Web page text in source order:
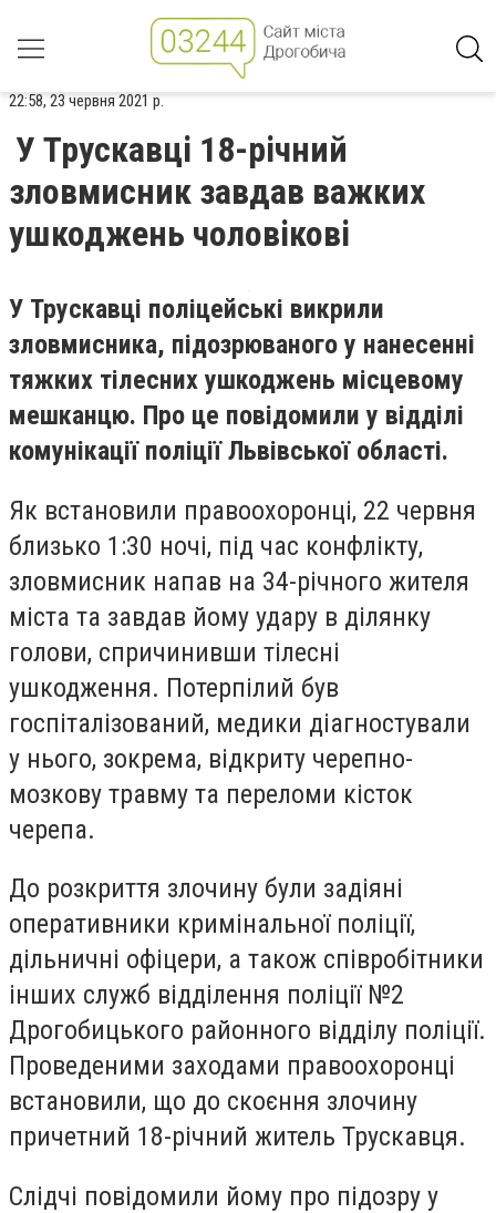
22:58, 23 червня 2021 р.
У Трускавці 18-річний
зловмисник завдав важких
ушкоджень чоловікові
У Трускавці поліцейські викрили
зловмисника, підозрюваного у нанесенні
тяжких тілесних ушкоджень місцевому
мешканцю. Про це повідомили у відділі
комунікації поліції Львівської області.
Як встановили правоохоронці, 22 червня
близько 1:30 ночі, під час конфлікту,
зловмисник напав на 34-річного жителя
міста та завдав йому удару в ділянку
голови, спричинивши тілесні
ушкодження. Потерпілий був
госпіталізований, медики діагностували
у нього, зокрема, відкриту черепно-
мозкову травму та переломи кісток
черепа.
До розкриття злочину були задіяні
оперативники кримінальної поліції,
дільничні офіцери, а також співробітники
інших служб відділення поліції №2
Дрогобицького районного відділу поліції.
Проведеними заходами правоохоронці
встановили, що до скоєння злочину
причетний 18-річний житель Трускавця.
Слідчі повідомили йому про підозру у